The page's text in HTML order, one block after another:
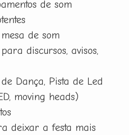
de som
de som
discursos, avisos,
Dança, Pista de Led
moving heads)
deixar a festa mais